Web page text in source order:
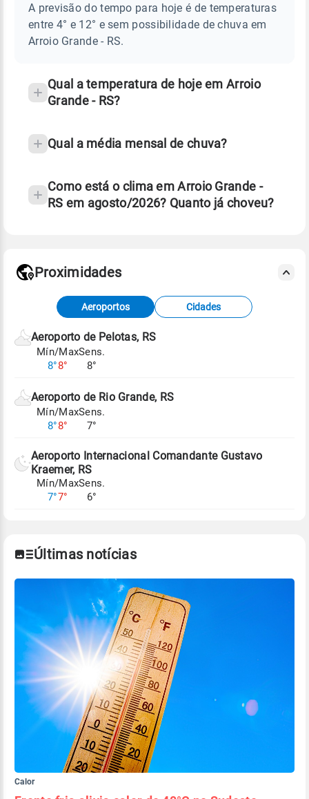
GRANDE
sobre
chuva
A previsão do tempo para hoje é de temperaturas
entre 4° e 12° e sem possibilidade de chuva em
Arroio Grande - RS.
Qual a temperatura de hoje em Arroio
Grande - RS?
Qual a média mensal de chuva?
Como está o clima em Arroio Grande -
RS em agosto/2026? Quanto já choveu?
Fonte: dados combinados de estações
meteorológicas e satélite do Centro de Previsão
de Tempo e Estudos Climáticos (CPTEC).
Para obter mais informações sobre os dados
Proximidades
Aeroportos Cidades
Aeroporto de Pelotas, RS
Mín/Max
8°8°
Sens.
8°
Aeroporto de Rio Grande, RS
Mín/Max
8°8°
Sens.
7°
Aeroporto Internacional Comandante Gustavo
Kraemer, RS
Mín/Max
7°7°
Sens.
6°
Últimas notícias
Calor